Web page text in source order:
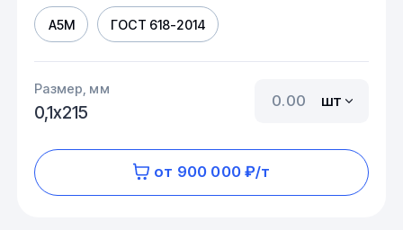
А5М ГОСТ 618-2014
Размер, мм
0,1х215
шт
от 900 000 ₽/т